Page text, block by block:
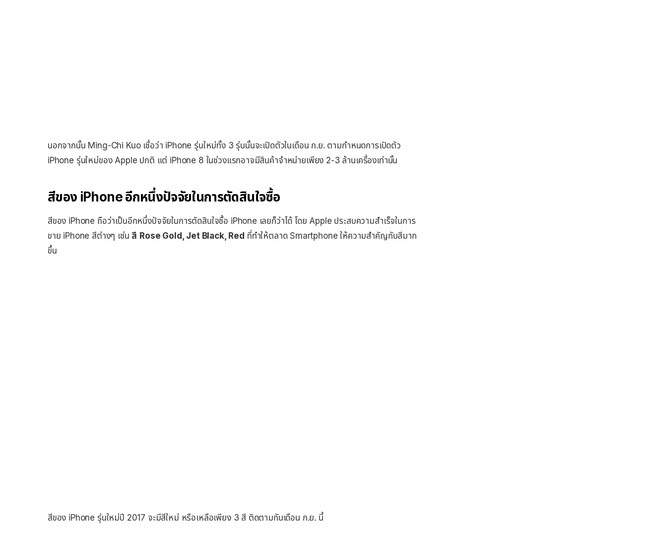
นอกจากนั้น Ming-Chi Kuo เชื่อว่า iPhone รุ่นใหม่ทั้ง 3 รุ่นนั้นจะเปิดตัวในเดือน ก.ย. ตามกำหนดการเปิดตัว
iPhone รุ่นใหม่ของ Apple ปกติ แต่ iPhone 8 ในช่วงแรกอาจมีสินค้าจำหน่ายเพียง 2-3 ล้านเครื่องเท่านั้น
สีของ iPhone อีกหนึ่งปัจจัยในการตัดสินใจซื้อ
สีของ iPhone ถือว่าเป็นอีกหนึ่งปัจจัยในการตัดสินใจซื้อ iPhone เลยก็ว่าได้ โดย Apple ประสบความสำเร็จในการ
ขาย iPhone สีต่างๆ เช่นสี Rose Gold, Jet Black, Red ที่ทำให้ตลาด Smartphone ให้ความสำคัญกับสีมาก
ขึ้น
สีของ iPhone รุ่นใหม่ปี 2017 จะมีสีใหม่ หรือเหลือเพียง 3 สี ติดตามกันเดือน ก.ย. นี้